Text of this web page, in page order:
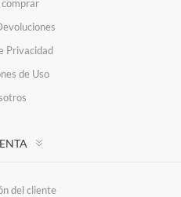
Privacidad
de Uso
del cliente